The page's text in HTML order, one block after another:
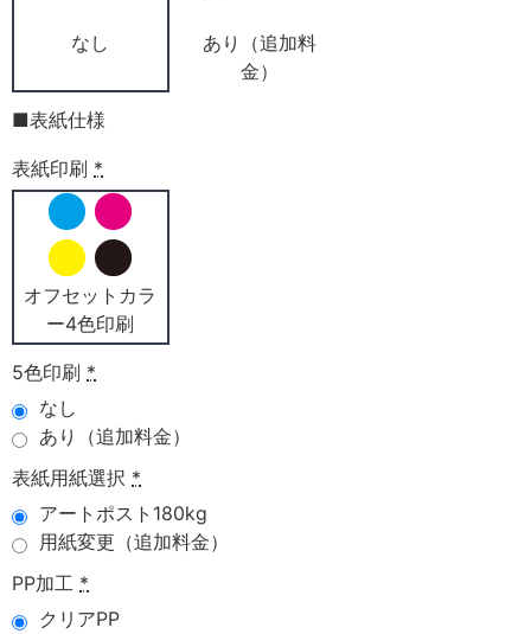
なし
あり（追加料
金）
■表紙仕様
表紙印刷 *
オフセットカラ
ー4色印刷
5色印刷 *
なし
あり（追加料金）
表紙用紙選択 *
アートポスト180kg
用紙変更（追加料金）
PP加工 *
クリアPP